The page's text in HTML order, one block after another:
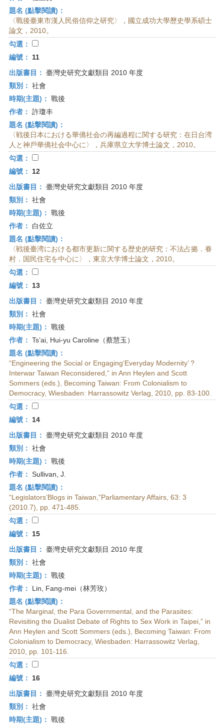
題名 (點擊閱讀)：
〈戰後臺東市漢人民俗信仰之研究〉，國立成功大學歷史學系碩士
論文，2010。
勾選：
編號：
11
出版書目： 臺灣史研究文獻類目 2010 年度
類別： 社會
時期(主題)： 戰後
作者： 許瓊丰
題名 (點擊閱讀)：
〈戦後日本における華僑社会の再編過程に関する研究：在日台湾
人と神戶華僑社会中心に〉，兵庫県立大学博士論文，2010。
勾選：
編號：
12
出版書目： 臺灣史研究文獻類目 2010 年度
類別： 社會
時期(主題)： 戰後
作者：
白佐立
題名 (點擊閱讀)：
〈戦後臺湾における都市更新に関する歴史的研究：不法占拠．眷
村．国民住宅を中心に〉，東京大学博士論文，2010。
勾選：
編號：
13
出版書目： 臺灣史研究文獻類目 2010 年度
類別： 社會
時期(主題)： 戰後
作者： Ts’ai, Hui-yu Caroline（蔡慧玉）
題名 (點擊閱讀)：
“Engineering the Social or Engaging‘Everyday Modernity’ ?
Interwar Taiwan Reconsidered,” in Ann Heylen and Scott
Sommers (eds.), Becoming Taiwan: From Colonialism to
Democracy, Wiesbaden: Harrassowitz Verlag, 2010, pp. 83-100.
勾選：
編號：
14
出版書目： 臺灣史研究文獻類目 2010 年度
類別： 社會
時期(主題)： 戰後
作者： Sullivan, J.
題名 (點擊閱讀)：
“Legislators’Blogs in Taiwan,”Parliamentary Affairs, 63: 3
(2010.7), pp. 471-485.
勾選：
編號：
15
出版書目： 臺灣史研究文獻類目 2010 年度
類別： 社會
時期(主題)： 戰後
作者：
Lin, Fang-mei（林芳玫）
題名 (點擊閱讀)：
“The Marginal, the Para Governmental, and the Parasites:
Revisiting the Dualist Debate of Rights to Sex Work in Taipei,” in
Ann Heylen and Scott Sommers (eds.), Becoming Taiwan: From
Colonialism to Democracy, Wiesbaden: Harrassowitz Verlag,
2010, pp. 101-116.
勾選：
編號：
16
出版書目： 臺灣史研究文獻類目 2010 年度
類別： 社會
時期(主題)： 戰後